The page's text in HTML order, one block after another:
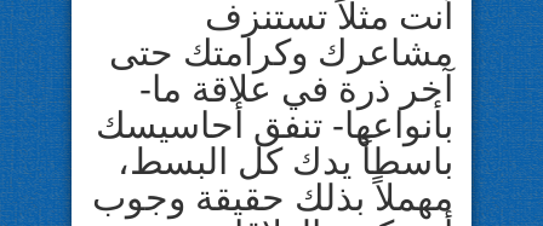
أنت مثلاً تستنزف
مشاعرك وكرامتك حتى
آخر ذرة في علاقة ما-
بأنواعها- تنفق أحاسيسك
باسطاً يدك كل البسط،
مهملاً بذلك حقيقة وجوب